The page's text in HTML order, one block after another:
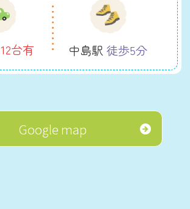
12台有 中島駅徒歩5分
Google map